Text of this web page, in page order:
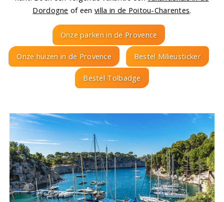
Dordogne of eenvilla in de Poitou-Charentes.
Onze parken in de Provence
Onze huizen in de Provence Bestel Milieusticker
Bestel Tolbadge